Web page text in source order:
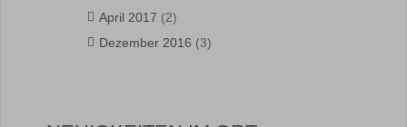
April 2017 (2)
Dezember 2016 (3)